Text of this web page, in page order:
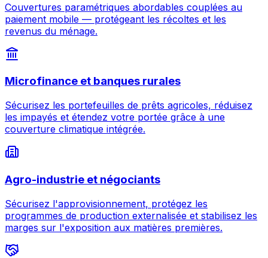
Couvertures paramétriques abordables couplées au
paiement mobile — protégeant les récoltes et les
revenus du ménage.
Microfinance et banques rurales
Sécurisez les portefeuilles de prêts agricoles, réduisez
les impayés et étendez votre portée grâce à une
couverture climatique intégrée.
Agro-industrie et négociants
Sécurisez l'approvisionnement, protégez les
programmes de production externalisée et stabilisez les
marges sur l'exposition aux matières premières.